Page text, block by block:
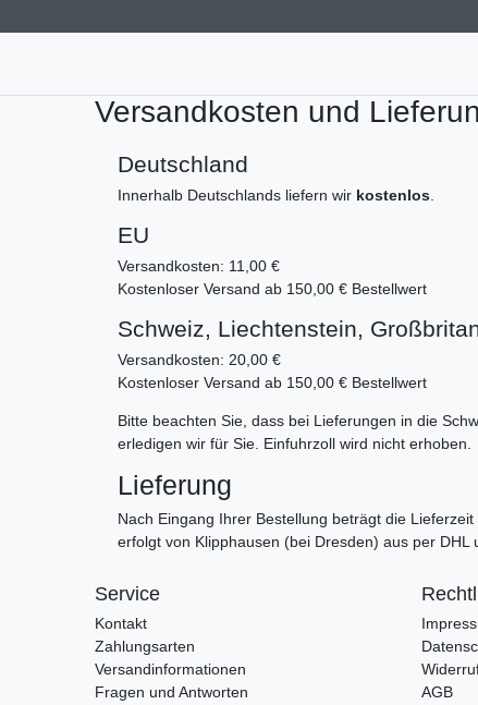
Versandkosten und
Deutschland
Innerhalb Deutschlands liefern wir kostenlos.
EU
Versandkosten: 11,00 €
Kostenloser Versand ab 150,00 € Bestellwert
Schweiz, Liechtenstein,
Versandkosten: 20,00 €
Kostenloser Versand ab 150,00 € Bestellwert
Bitte beachten Sie, dass bei Lieferungen in die
erledigen wir für Sie. Einfuhrzoll wird nicht erhoben.
Lieferung
Nach Eingang Ihrer Bestellung beträgt die
erfolgt von Klipphausen (bei Dresden) aus per DHL
Service
Kontakt
Zahlungsarten
Versandinformationen
Fragen und Antworten
AGB